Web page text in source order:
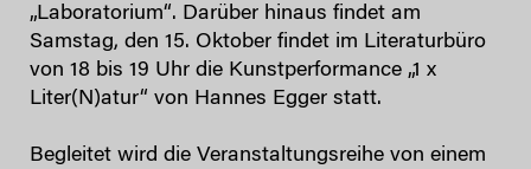
„Laboratorium“. Darüber hinaus findet am
Samstag, den 15. Oktober findet im Literaturbüro
von 18 bis 19 Uhr die Kunstperformance „1 x
Liter(N)atur“ von Hannes Egger statt.
Begleitet wird die Veranstaltungsreihe von einem